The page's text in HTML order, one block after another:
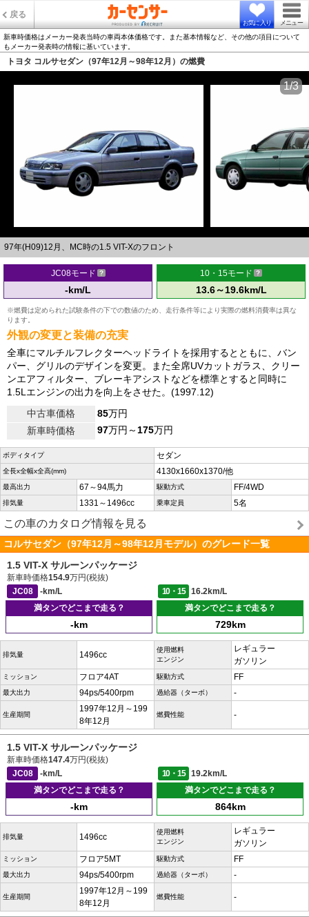
戻る
お気に入り メニュー
新車時価格はメーカー発表当時の車両本体価格です。また基本情報など、その他の項目について
もメーカー発表時の情報に基いています。
トヨタ コルサセダン（97年12月～98年12月）の燃費
97年(H09)12月、MC時の1.5 VIT-Xのフロント
1/3
JC08モード
-km/L
10・15モード
13.6～19.6km/L
※燃費は定められた試験条件の下での数値のため、走行条件等により実際の燃料消費率は異な
ります。
外観の変更と装備の充実
全車にマルチルフレクターヘッドライトを採用するとともに、バン
パー、グリルのデザインを変更。また全席UVカットガラス、クリー
ンエアフィルター、ブレーキアシストなどを標準とすると同時に
1.5Lエンジンの出力を向上をさせた。(1997.12)
中古車価格
85万円
新車時価格
97万円～175万円
ボディタイプ セダン
全長x全幅x全高(mm) 4130x1660x1370/他
最高出力 67～94馬力 駆動方式 FF/4WD
排気量 1331～1496cc 乗車定員 5名
この車のカタログ情報を見る
コルサセダン（97年12月～98年12月モデル）のグレード一覧
1.5 VIT-X サルーンパッケージ
新車時価格154.9万円(税抜)
JC08
-km/L 10・15
16.2km/L
満タンでどこまで走る？
-km
満タンでどこまで走る？
729km
排気量 1496cc
使用燃料
エンジン
レギュラー
ガソリン
ミッション フロア4AT 駆動方式 FF
最大出力 94ps/5400rpm 過給器（ターボ） -
生産期間
1997年12月～199
8年12月
燃費性能 -
1.5 VIT-X サルーンパッケージ
新車時価格147.4万円(税抜)
JC08
-km/L 10・15
19.2km/L
満タンでどこまで走る？
-km
満タンでどこまで走る？
864km
排気量 1496cc
使用燃料
エンジン
レギュラー
ガソリン
ミッション フロア5MT 駆動方式 FF
最大出力 94ps/5400rpm 過給器（ターボ） -
生産期間
1997年12月～199
8年12月
燃費性能 -